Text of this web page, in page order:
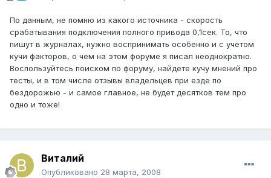
По данным, не помню из какого источника - скорость
срабатывания подключения полного привода 0,1сек. То, что
пишут в журналах, нужно воспринимать особенно и с учетом
кучи факторов, о чем на этом форуме я писал неоднократно.
Воспользуйтесь поиском по форуму, найдете кучу мнений про
тесты, и в том числе отзывы владельцев при езде по
бездорожью - и самое главное, не будет десятков тем про
одно и тоже!
Виталий
Опубликовано 28 марта, 2008